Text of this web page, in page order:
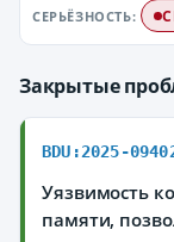
СЕРЬЁЗНОСТЬ:
Закрытые
BDU:2025-
Уязвимость
памяти,